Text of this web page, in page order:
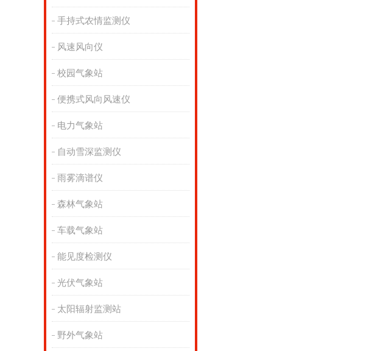
手持式农情监测仪
风速风向仪
校园气象站
便携式风向风速仪
电力气象站
自动雪深监测仪
雨雾滴谱仪
森林气象站
车载气象站
能见度检测仪
光伏气象站
太阳辐射监测站
野外气象站